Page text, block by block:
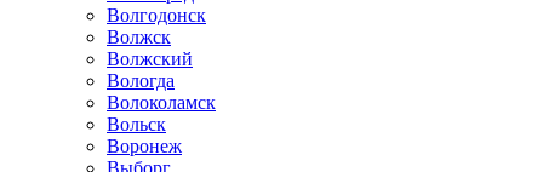
Волгодонск
Волжск
Волжский
Вологда
Волоколамск
Вольск
Воронеж
Выборг